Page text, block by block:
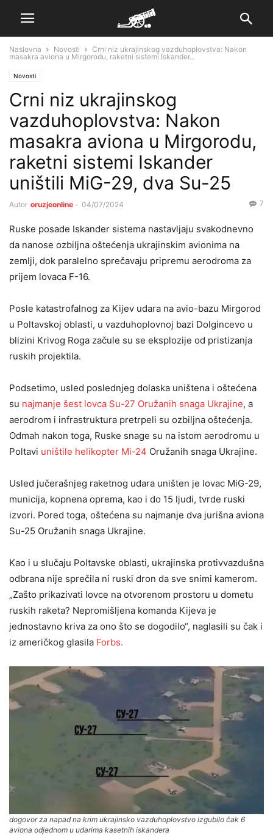
Naslovna Novosti
Crni niz ukrajinskog vazduhoplovstva: Nakon
masakra aviona u Mirgorodu, raketni sistemi Iskander...
Novosti
Crni niz ukrajinskog
vazduhoplovstva: Nakon
masakra aviona u Mirgorodu,
raketni sistemi Iskander
uništili MiG-29, dva Su-25
Autor oruzjeonline - 04/07/2024 7
Ruske posade Iskander sistema nastavljaju svakodnevno
da nanose ozbiljna oštećenja ukrajinskim avionima na
zemlji, dok paralelno sprečavaju pripremu aerodroma za
prijem lovaca F-16.
Posle katastrofalnog za Kijev udara na avio-bazu Mirgorod
u Poltavskoj oblasti, u vazduhoplovnoj bazi Dolgincevo u
blizini Krivog Roga začule su se eksplozije od pristizanja
ruskih projektila.
Podsetimo, usled poslednjeg dolaska uništena i oštećena
su najmanje šest lovca Su-27 Oružanih snaga Ukrajine, a
aerodrom i infrastruktura pretrpeli su ozbiljna oštećenja.
Odmah nakon toga, Ruske snage su na istom aerodromu u
Poltavi uništile helikopter Mi-24 Oružanih snaga Ukrajine.
Usled jučerašnjeg raketnog udara uništen je lovac MiG-29,
municija, kopnena oprema, kao i do 15 ljudi, tvrde ruski
izvori. Pored toga, oštećena su najmanje dva jurišna aviona
Su-25 Oružanih snaga Ukrajine.
Kao i u slučaju Poltavske oblasti, ukrajinska protivvazdušna
odbrana nije sprečila ni ruski dron da sve snimi kamerom.
„Zašto prikazivati lovce na otvorenom prostoru u dometu
ruskih raketa? Nepromišljena komanda Kijeva je
jednostavno kriva za ono što se dogodilo“, naglasili su čak i
iz američkog glasila Forbs.
dogovor za napad na krim ukrajinsko vazduhoplovstvo izgubilo čak 6
aviona odjednom u udarima kasetnih iskandera